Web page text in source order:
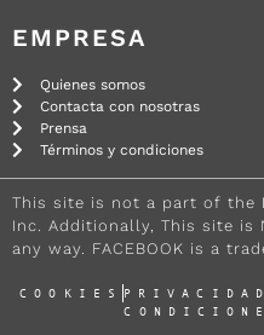
EMPRESA
Quienes somos
Contacta con nosotras
Prensa
Términos y condiciones
This site is not a part of the
Inc. Additionally, This site is
any way. FACEBOOK is a
COOKIES PRIVACIDAD